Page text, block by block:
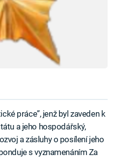
práce”, jenž byl zaveden k
a jeho hospodářský,
a zásluhy o posílení jeho
s vyznamenáním Za